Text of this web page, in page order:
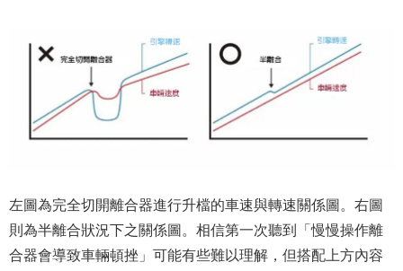
左圖為完全切開離合器進行升檔的車速與轉速關係圖。右圖
則為半離合狀況下之關係圖。相信第一次聽到「慢慢操作離
合器會導致車輛頓挫」可能有些難以理解，但搭配上方內容